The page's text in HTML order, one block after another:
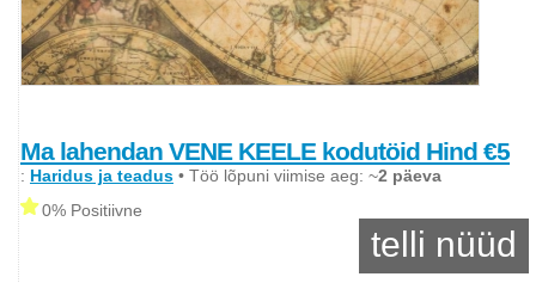
Ma lahendan VENE KEELE kodutöid Hind €5
: Haridus ja teadus • Töö lõpuni viimise aeg: ~2 päeva
0% Positiivne
telli nüüd